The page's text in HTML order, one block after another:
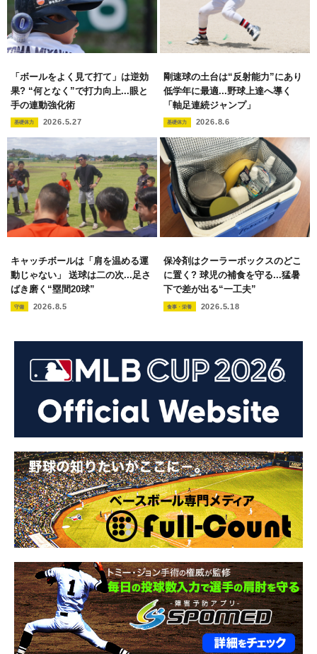
「ボールをよく見て打て」は逆効
果? “何となく”で打力向上...眼と
手の連動強化術
基礎体力 2026.5.27
剛速球の土台は“反射能力”にあり
低学年に最適...野球上達へ導く
「軸足連続ジャンプ」
基礎体力 2026.8.6
キャッチボールは「肩を温める運
動じゃない」 送球は二の次...足さ
ばき磨く“塁間20球”
守備 2026.8.5
保冷剤はクーラーボックスのどこ
に置く? 球児の補食を守る...猛暑
下で差が出る“一工夫”
食事・栄養 2026.5.18